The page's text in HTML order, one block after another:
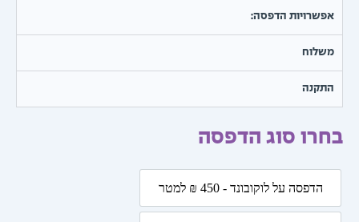
הדפסה:
סוג הדפסה
הדפסה על לוקובונד - 450 ₪ למטר
הדפסה על לוקובונד - 450 ₪ למטר